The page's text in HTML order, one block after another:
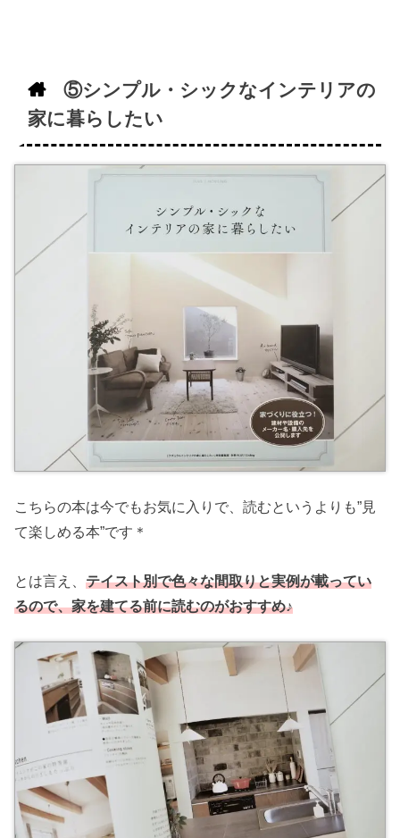
⑤シンプル・シックなインテリアの
家に暮らしたい
こちらの本は今でもお気に入りで、読むというよりも”見
て楽しめる本”です＊
とは言え、テイスト別で色々な間取りと実例が載ってい
るので、家を建てる前に読むのがおすすめ♪